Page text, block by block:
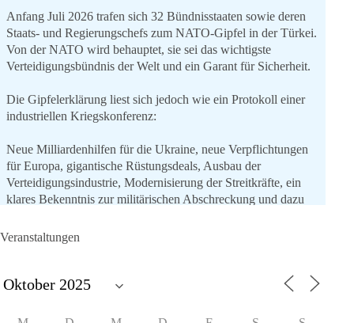
Anfang Juli 2026 trafen sich 32 Bündnisstaaten sowie deren
Staats- und Regierungschefs zum NATO-Gipfel in der Türkei.
Von der NATO wird behauptet, sie sei das wichtigste
Verteidigungsbündnis der Welt und ein Garant für Sicherheit.
Die Gipfelerklärung liest sich jedoch wie ein Protokoll einer
industriellen Kriegskonferenz:
Neue Milliardenhilfen für die Ukraine, neue Verpflichtungen
für Europa, gigantische Rüstungsdeals, Ausbau der
Verteidigungsindustrie, Modernisierung der Streitkräfte, ein
klares Bekenntnis zur militärischen Abschreckung und dazu
Veranstaltungen